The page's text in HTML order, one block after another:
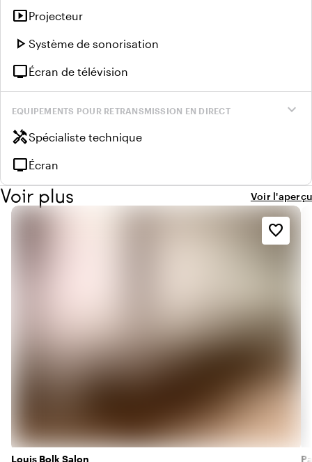
smart_displayProjecteur
play_arrow Système de sonorisation
tvÉcran de télévision
expand_more
EQUIPEMENTS POUR RETRANSMISSION EN DIRECT
handymanSpécialiste technique
tvÉcran
Voir plus Voir l'aperçu
Louis Bolk Salon
favorite_border